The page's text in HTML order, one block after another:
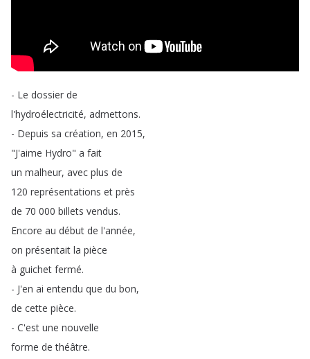
- Le dossier de
l'hydroélectricité, admettons.
- Depuis sa création, en 2015,
"J'aime Hydro" a fait
un malheur, avec plus de
120 représentations et près
de 70 000 billets vendus.
Encore au début de l'année,
on présentait la pièce
à guichet fermé.
- J'en ai entendu que du bon,
de cette pièce.
- C'est une nouvelle
forme de théâtre.